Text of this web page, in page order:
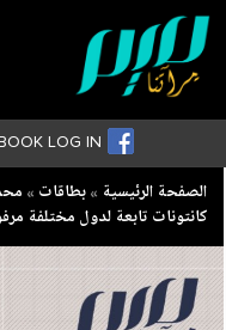
LOG IN
Breadcrumb
الصفحة الرئيسية بطاقات
كانتونات تابعة لدول مختلفة